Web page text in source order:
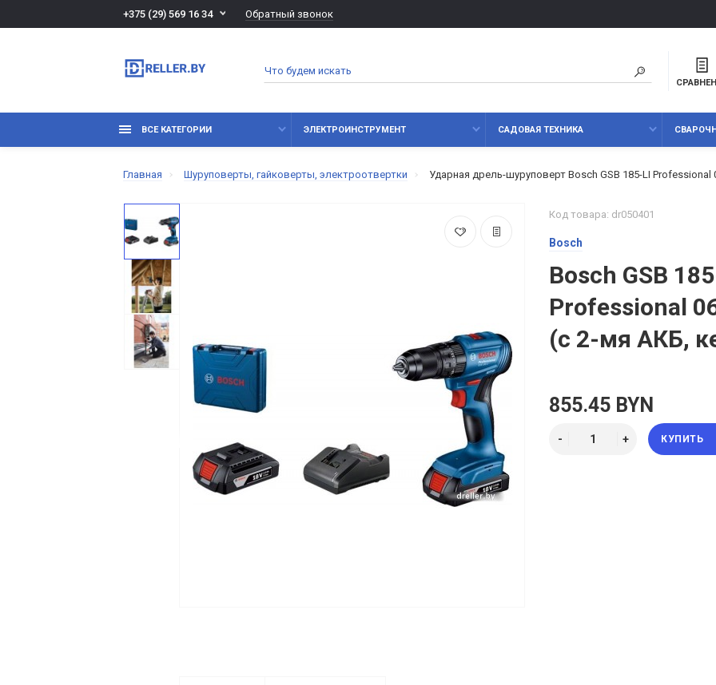
+375 (29) 569 16 34 Обратный звонок
ВСЕ КАТЕГОРИИ ЭЛЕКТРОИНСТРУМЕНТ САДОВАЯ ТЕХНИКА
Главная Шуруповерты, гайковерты, электроотвертки Ударная дрель-шуруповерт Bosch GSB 185-LI Professional
Код товара: dr050401
Bosch
Bosch GSB
Professional
(с 2-мя АКБ,
855.45 BYN
КУПИТЬ